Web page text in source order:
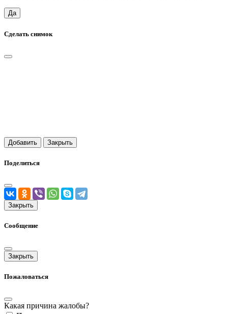
Да
Сделать снимок
Добавить Закрыть
Поделиться
Закрыть
Сообщение
Закрыть
Пожаловаться
Какая причина жалобы?